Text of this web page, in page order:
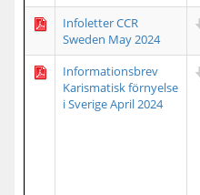
Infoletter CCR
Sweden May 2024
Informationsbrev
Karismatisk förnyelse
i Sverige April 2024